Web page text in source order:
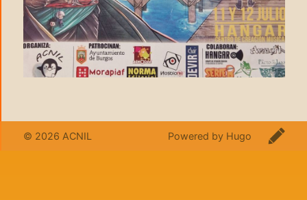
© 2026 ACNIL Powered by Hugo️️